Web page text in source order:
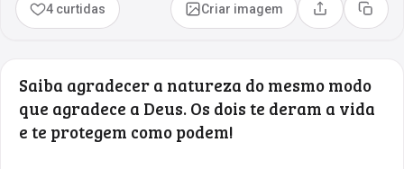
4 curtidas Criar imagem Compartilhar
Copiar
Saiba agradecer a natureza do mesmo modo
que agradece a Deus. Os dois te deram a vida
e te protegem como podem!